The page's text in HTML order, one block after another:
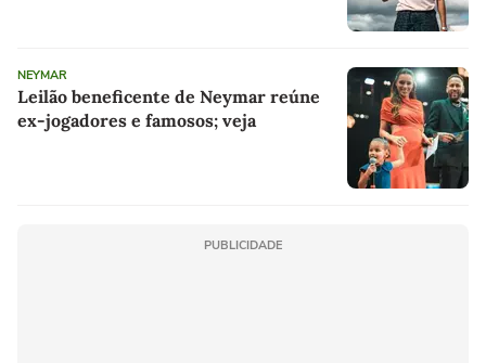
NEYMAR
Leilão beneficente de Neymar reúne
ex-jogadores e famosos; veja
PUBLICIDADE